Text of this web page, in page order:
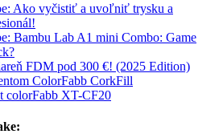
Ako vyčistiť a uvoľniť trysku a
Bambu Lab A1 mini Combo: Game
FDM pod 300 €! (2025 Edition)
ColorFabb CorkFill
colorFabb XT-CF20